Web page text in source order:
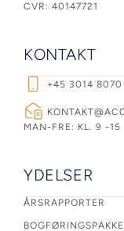
CVR: 40147721
KONTAKT
+45 3014 8070
MAN-FRE: KL. 9 -15
YDELSER
ÅRSRAPPORTER